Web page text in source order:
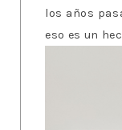
los años
eso es un